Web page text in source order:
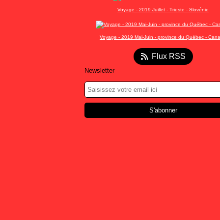
Voyage - 2019 Juillet - Trieste - Slovénie
Voyage - 2019 Mai-Juin - province du Québec -
Flux RSS
Newsletter